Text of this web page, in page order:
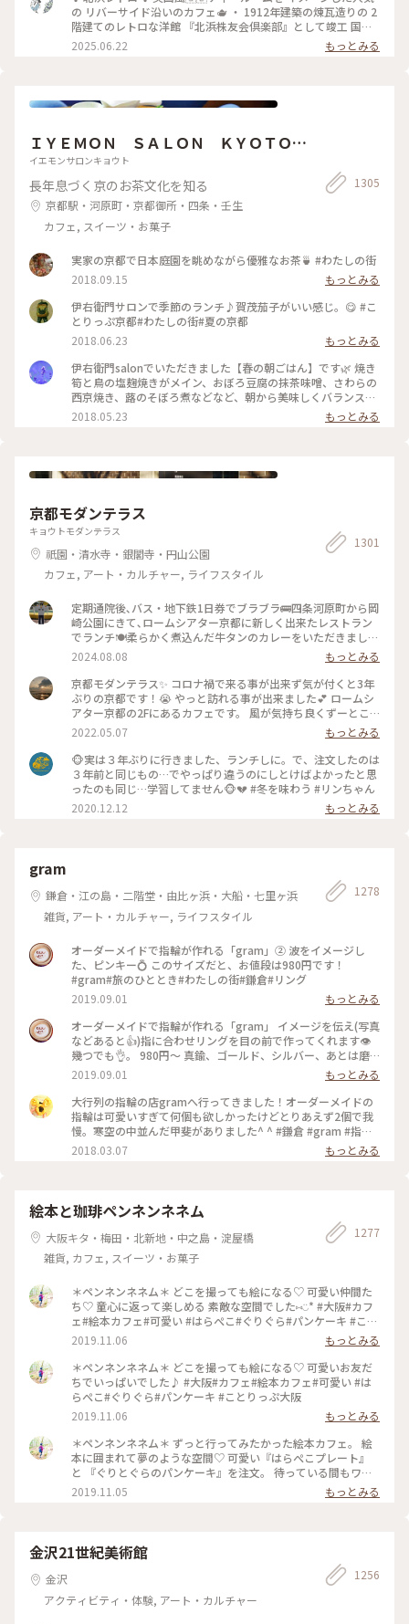
ースがかなり大きく、しっかり甘め。 スコーンは温かく香り
もよくサクサクで美味しいです！ サンドイッチも黒胡椒が効
いていて甘いとしょっぱいで 最高です〜！ めちゃくちゃボリ
ュームがありますが紅茶も差し湯が 用意されていて最後まで
の リバーサイド沿いのカフェ🫖 ・ 1912年建築の煉瓦造りの 2
階建てのレトロな洋館 『北浜株友会倶楽部』として竣工 国の
登録有形文化財に指定 ・ 最近は行列のあまりスルーすること
が 多くてこの日は平日の雨の日☔ 15時頃にも関わらず空いて
ったりと 優雅に過ごせる お茶じかんでした😊🫖 ✤ーーーーー
化財 #北浜カフェ#大阪カフェ#はじめての投稿 #はじめての投
稿#大阪のおいしいもん #ことりっぷ大阪
2025.06.22 もっとみる
ＩＹＥＭＯＮ ＳＡＬＯＮ ＫＹＯＴＯ
伊右衛門サロン京都
イエモンサロンキョウト
長年息づく京のお茶文化を知る
京都駅・河原町・京都御所・四条・壬生
カフェ, スイーツ・お菓子
1305
実家の京都で日本庭園を眺めながら優雅なお茶🍵 #わたしの街
2018.09.15
もっとみる
伊右衛門サロンで季節のランチ♪賀茂茄子がいい感じ。😋 #こ
とりっぷ京都#わたしの街#夏の京都
2018.06.23
もっとみる
伊右衛門salonでいただきました【春の朝ごはん】です🌿 焼き
筍と鳥の塩麹焼きがメイン、おぼろ豆腐の抹茶味噌、さわらの
西京焼き、蕗のそぼろ煮などなど、朝から美味しくバランス良
くいただきました( ´͈ ᵕ `͈ ) 最初にいただいた抹茶入り玄米茶も
本当に美味しくて、つい長居してしまうsalonです♪ #伊右衛
筍 #さわら #玄米茶 #京料理 #京野菜 #japan #japanesefood
2018.05.23 もっとみる
京都モダンテラス
キョウトモダンテラス
祇園・清水寺・銀閣寺・円山公園
カフェ, アート・カルチャー, ライフスタイル
1301
定期通院後､バス・地下鉄1日券でブラブラ🚌四条河原町から岡
崎公園にきて､ロームシアター京都に新しく出来たレストラン
でランチ🍽️柔らかく煮込んだ牛タンのカレーをいただきました
🍛 #グルメ #ランチ #カレー
2024.08.08
もっとみる
京都モダンテラス✨ コロナ禍で来る事が出来ず気が付くと3年
ぶりの京都です！😭 やっと訪れる事が出来ました💕 ロームシ
アター京都の2Fにあるカフェです。 風が気持ち良くずーとこ
こで時間を過ごしていたいカフェです🥰 スズメが残したケー
キのくずを食べにテーブルの上にやってきてました😆 #Myこ
とりっぷ #春風さんぽ
2022.05.07
もっとみる
🐵実は３年ぶりに行きました、ランチしに。で、注文したのは
３年前と同じもの…でやっぱり違うのにしとけばよかったと思
ったのも同じ…学習してません🐵💔 #冬を味わう #リンちゃん
2020.12.12
もっとみる
gram
鎌倉・江の島・二階堂・由比ヶ浜・大船・七里ヶ浜
雑貨, アート・カルチャー, ライフスタイル
1278
オーダーメイドで指輪が作れる「gram」② 波をイメージし
た、ピンキー💍 このサイズだと、お値段は980円です！
#gram#旅のひととき#わたしの街#鎌倉#リング
2019.09.01
もっとみる
オーダーメイドで指輪が作れる「gram」 イメージを伝え(写真
などあると👍)指に合わせリングを目の前で作ってくれます👁
幾つでも👌。 980円〜 真鍮、ゴールド、シルバー、あとは磨
きをかけるかマットな感じにするか💍😊✨✨ 今回は、左からピ
ンキー、中指、親指と作りました😅 いつもは行列がすごいの
に、この日、整理券なし、30分並び入れました😱😱‼️(平日の
夕方) 皆さん、カップルもいだけど、グループで来られ旅の思
い出に作られたりしている方が多かったです😊 まさか、入れ
ると思わなかったので、待ち時間に情報収集し勢いで作ったリ
ング。それでも、なんだか愛着がわきますね… 次は、重ね付け
2019.09.01
もっとみる
大行列の指輪の店gramへ行ってきました！オーダーメイドの
指輪は可愛いすぎて何個も欲しかったけどとりあえず2個で我
慢。寒空の中並んだ甲斐がありました^ ^ #鎌倉 #gram #指輪
#オーダーメイド
2018.03.07 もっとみる
絵本と珈琲ペンネンネネム
大阪キタ・梅田・北新地・中之島・淀屋橋
雑貨, カフェ, スイーツ・お菓子
1277
＊ペンネンネネム＊ どこを撮っても絵になる♡ 可愛い仲間た
ち♡ 童心に返って楽しめる 素敵な空間でした⑅︎◡̈︎* #大阪#カフ
ェ#絵本カフェ#可愛い #はらぺこ#ぐりぐら#パンケーキ #こと
りっぷ大阪
2019.11.06
もっとみる
＊ペンネンネネム＊ どこを撮っても絵になる♡ 可愛いお友だ
ちでいっぱいでした♪ #大阪#カフェ#絵本カフェ#可愛い #は
らぺこ#ぐりぐら#パンケーキ #ことりっぷ大阪
2019.11.06
もっとみる
＊ペンネンネネム＊ ずっと行ってみたかった絵本カフェ。 絵
本に囲まれて夢のような空間♡ 可愛い『はらぺこプレート』
と 『ぐりとぐらのパンケーキ』を注文。 待っている間もワク
ワクが止まりません♪ どうしたら上手に撮れるかな〜 そんな
時間も楽しい♡︎ʾʾ 癒しのひと時でした(*´˘`*) #大阪#カフェ#絵
2019.11.05 もっとみる
金沢21世紀美術館
金沢
アクティビティ・体験, アート・カルチャー
1256